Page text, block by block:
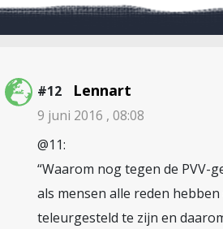
#12 Lennart
9 juni 2016 , 08:08
@11:
“Waarom nog tegen de PVV-
als mensen alle reden
teleurgesteld te zijn en